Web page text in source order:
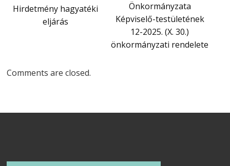
Hirdetmény hagyatéki
eljárás
Önkormányzata
Képviselő-testületének
12-2025. (X. 30.)
önkormányzati rendelete
Comments are closed.